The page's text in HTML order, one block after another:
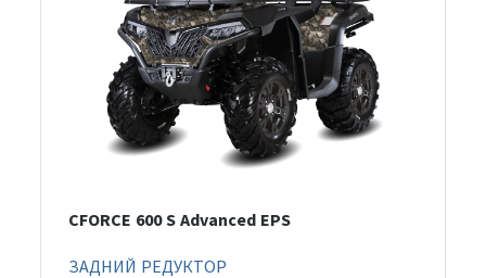
CFORCE 600 S Advanced EPS
ЗАДНИЙ РЕДУКТОР